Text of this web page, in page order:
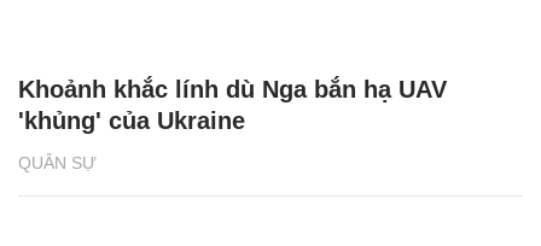
QUÂN SỰ
Khoảnh khắc lính dù Nga bắn hạ UAV
'khủng' của Ukraine